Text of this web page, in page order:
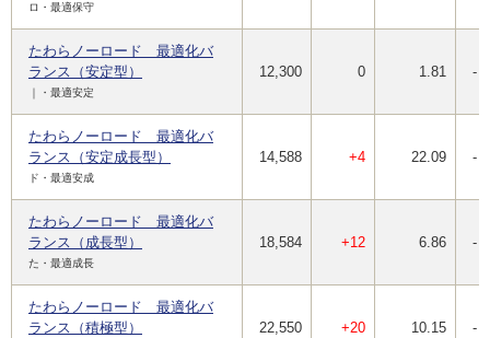
ロ・最適保守
たわらノーロード 最適化バ
ランス（安定型）
｜・最適安定
12,300 0 1.81 -
たわらノーロード 最適化バ
ランス（安定成長型）
ド・最適安成
14,588 +4 22.09 -
たわらノーロード 最適化バ
ランス（成長型）
た・最適成長
18,584 +12 6.86 -
たわらノーロード 最適化バ
ランス（積極型）
22,550 +20 10.15 -